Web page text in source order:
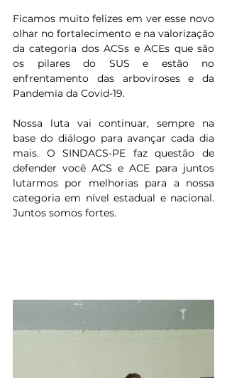
Ficamos muito felizes em ver esse novo
olhar no fortalecimento e na valorização
da categoria dos ACSs e ACEs que são
os pilares do SUS e estão no
enfrentamento das arboviroses e da
Pandemia da Covid-19.
Nossa luta vai continuar, sempre na
base do diálogo para avançar cada dia
mais. O SINDACS-PE faz questão de
defender você ACS e ACE para juntos
lutarmos por melhorias para a nossa
categoria em nível estadual e nacional.
Juntos somos fortes.